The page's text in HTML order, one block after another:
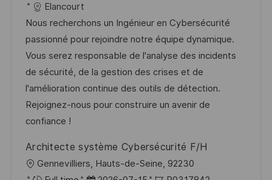
t
n
t
u
m
d
e
r
V
e
ö
f
-
I
D
a
t
e
g
o
r
i
e
Elancourt
Nous recherchons un Ingénieur en Cybersécurité
passionné pour rejoindre notre équipe dynamique.
Vous serez responsable de l'analyse des incidents
de sécurité, de la gestion des crises et de
l'amélioration continue des outils de détection.
Rejoignez-nous pour construire un avenir de
confiance !
Architecte système Cybersécurité F/H
O Gennevilliers, Hauts-de-Seine, 92230